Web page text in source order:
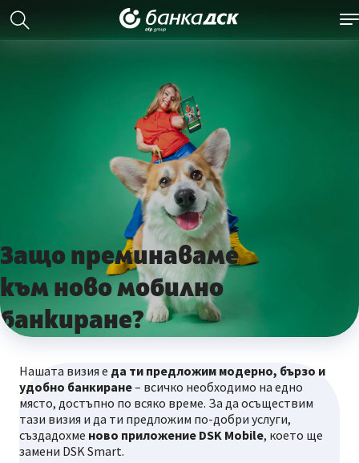
Защо преминаваме
към ново мобилно
банкиране?
Нашата визия е да ти предложим модерно, бързо и
удобно банкиране– всичко необходимо на едно
място, достъпно по всяко време. За да осъществим
тази визия и да ти предложим по-добри услуги,
създадохме ново приложение DSK Mobile, което ще
замени DSK Smart.